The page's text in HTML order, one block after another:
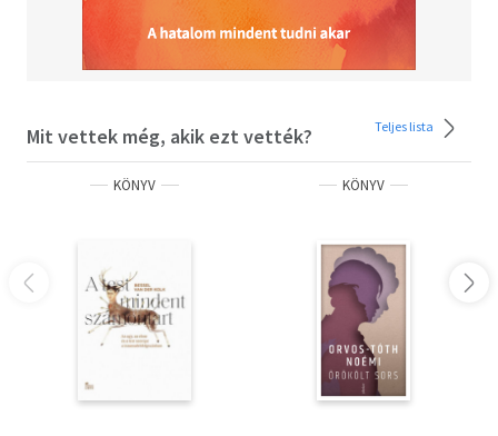
Lydia Denworth tudományos újságíró, a Scientific
American szerkesztője, a Psychology Today Brain Waves
blogjának szerzője. Többek között a The Atlanticben, a
Street Journalban, a Time-ban és a Spectrumban publikál.
Mit vettek még, akik ezt vették? Teljes lista
KÖNYV KÖNYV